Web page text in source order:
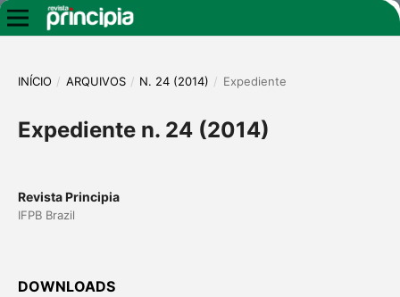
INÍCIO / ARQUIVOS / N. 24 (2014) / Expediente
Expediente n. 24 (2014)
Revista Principia
IFPB Brazil
DOWNLOADS